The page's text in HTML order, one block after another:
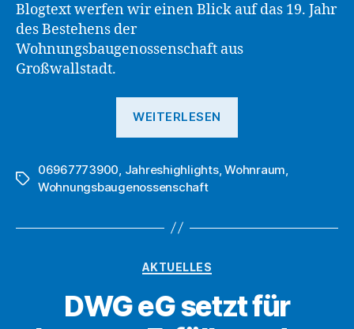
Blogtext werfen wir einen Blick auf das 19. Jahr
des Bestehens der
Wohnungsbaugenossenschaft aus
Großwallstadt.
WEITERLESEN
DWG
Highlights
Schlagwörter
06967773900 Jahreshighlights,Wohnraum
Wohnungsbaugenossenschaft
Kategorien
AKTUELLES
DWG eG setzt für